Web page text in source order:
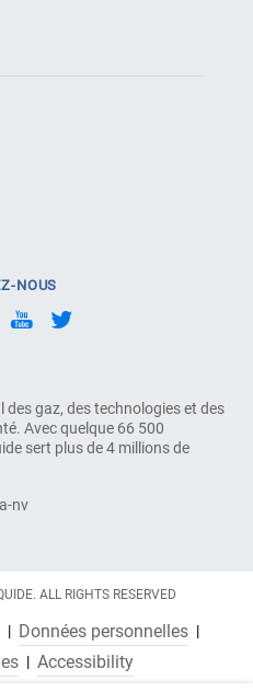
gaz, des technologies et des
Avec quelque 66 500
sert plus de 4 millions de
nv
NOUS
ALL RIGHTS RESERVED
Données personnelles
Accessibility